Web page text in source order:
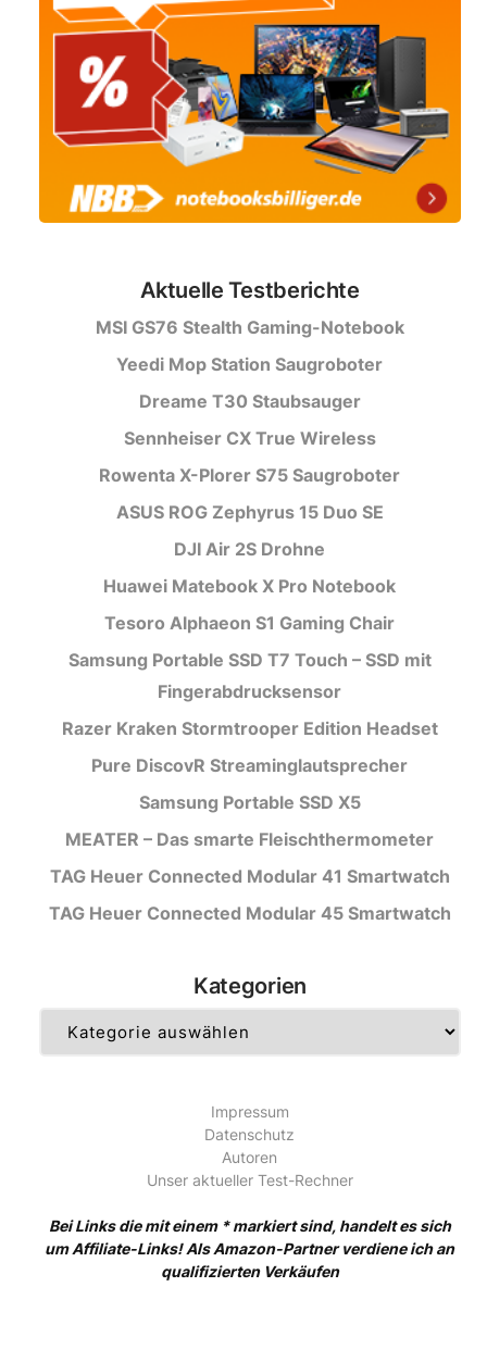
Aktuelle Testberichte
MSI GS76 Stealth Gaming-Notebook
Yeedi Mop Station Saugroboter
Dreame T30 Staubsauger
Sennheiser CX True Wireless
Rowenta X-Plorer S75 Saugroboter
ASUS ROG Zephyrus 15 Duo SE
DJI Air 2S Drohne
Huawei Matebook X Pro Notebook
Tesoro Alphaeon S1 Gaming Chair
Samsung Portable SSD T7 Touch – SSD mit
Fingerabdrucksensor
Razer Kraken Stormtrooper Edition Headset
Pure DiscovR Streaminglautsprecher
Samsung Portable SSD X5
MEATER – Das smarte Fleischthermometer
TAG Heuer Connected Modular 41 Smartwatch
TAG Heuer Connected Modular 45 Smartwatch
Kategorien
Impressum
Datenschutz
Autoren
Unser aktueller Test-Rechner
Bei Links die mit einem * markiert sind, handelt es sich
um Affiliate-Links! Als Amazon-Partner verdiene ich an
qualifizierten Verkäufen